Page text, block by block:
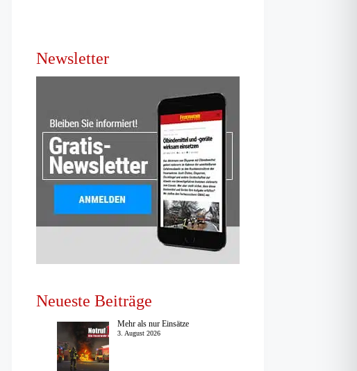
Newsletter
Neueste Beiträge
Mehr als nur Einsätze
3. August 2026